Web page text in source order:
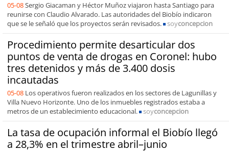
05-08Sergio Giacaman y Héctor Muñoz viajaron hasta Santiago para
reunirse con Claudio Alvarado. Las autoridades del Biobío indicaron
que se le señaló que los proyectos serán revisados.
soyconcepcion
Procedimiento permite desarticular dos
puntos de venta de drogas en Coronel: hubo
tres detenidos y más de 3.400 dosis
incautadas
05-08 Los operativos fueron realizados en los sectores de Lagunillas y
Villa Nuevo Horizonte. Uno de los inmuebles registrados estaba a
metros de un establecimiento educacional.
soyconcepcion
La tasa de ocupación informal el Biobío llegó
a 28,3% en el trimestre abril–junio